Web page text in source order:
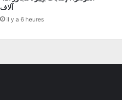
آلاف
il y a 6 heures